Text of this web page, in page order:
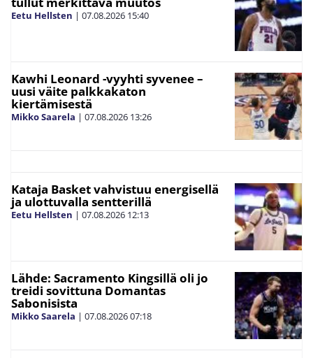
Eetu Hellsten | 07.08.2026 15:40
Kawhi Leonard -vyyhti syvenee –
uusi väite palkkakaton
kiertämisestä
Mikko Saarela | 07.08.2026 13:26
Kataja Basket vahvistuu energisellä
ja ulottuvalla sentterillä
Eetu Hellsten | 07.08.2026 12:13
Lähde: Sacramento Kingsillä oli jo
treidi sovittuna Domantas
Sabonisista
Mikko Saarela | 07.08.202607:18